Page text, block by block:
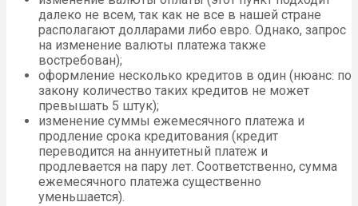
далеко не всем, так как не все в нашей стране
располагают долларами либо евро. Однако, запрос
на изменение валюты платежа также
востребован);
оформление несколько кредитов в один (нюанс: по
закону количество таких кредитов не может
превышать 5 штук);
изменение суммы ежемесячного платежа и
продление срока кредитования (кредит
переводится на аннуитетный платеж и
продлевается на пару лет. Соответственно, сумма
ежемесячного платежа существенно
уменьшается).